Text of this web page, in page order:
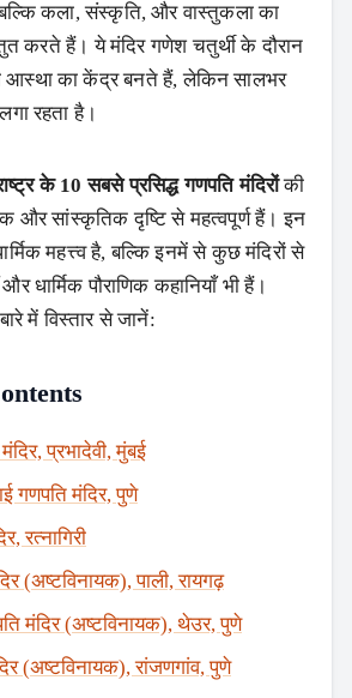
कला, संस्कृति, और वास्तुकला का
करते हैं। ये मंदिर गणेश चतुर्थी के दौरान
आस्था का केंद्र बनते हैं, लेकिन सालभर
रहता है।
के 10 सबसे प्रसिद्ध गणपति मंदिरोंकी
और सांस्कृतिक दृष्टि से महत्वपूर्ण हैं। इन
महत्त्व है, बल्कि इनमें से कुछ मंदिरों से
धार्मिक पौराणिक कहानियाँ भी हैं।
में विस्तार से जानें:
प्रभादेवी, मुंबई
गणपति मंदिर, पुणे
रत्नागिरी
(अष्टविनायक), पाली, रायगढ़
मंदिर (अष्टविनायक), थेउर, पुणे
(अष्टविनायक), रांजणगांव, पुणे